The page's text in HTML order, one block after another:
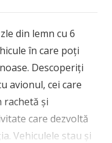
din lemn cu 6
în care poți
Descoperiți
avionul, cei care
rachetă și
care dezvoltă
Vehiculele stau și